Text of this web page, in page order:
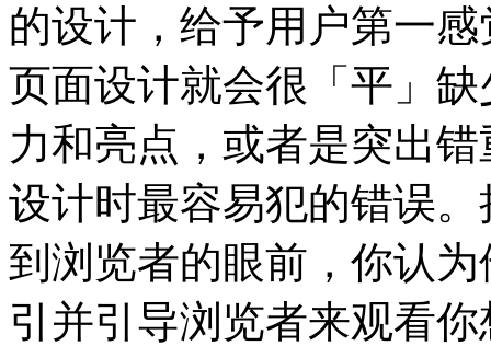
的设计，给予用户第一
页面设计就会很「平」
力和亮点，或者是突出
设计时最容易犯的错误
到浏览者的眼前，你认
引并引导浏览者来观看